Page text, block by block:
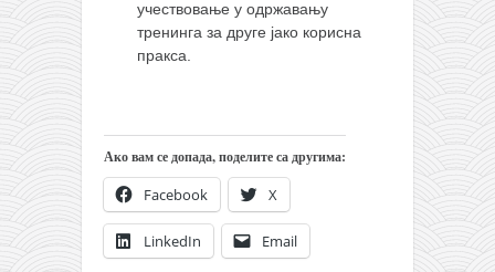
учествовање у одржавању
тренинга за друге јако корисна
пракса.
Ако вам се допада, поделите са другима:
Facebook X
LinkedIn Email